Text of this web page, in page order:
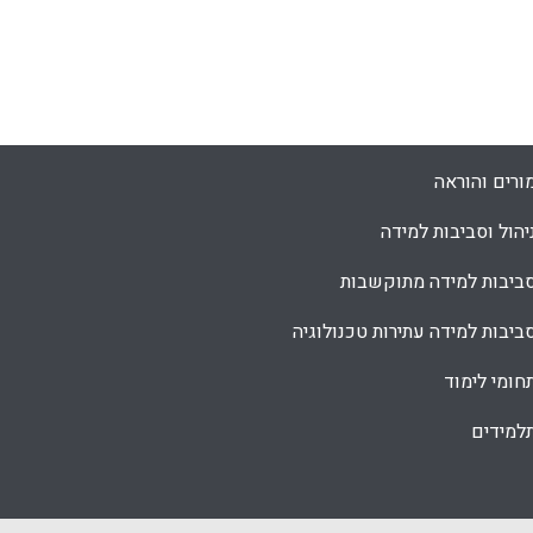
והוראה
וסביבות למידה
למידה מתוקשבות
למידה עתירות טכנולוגיה
לימוד